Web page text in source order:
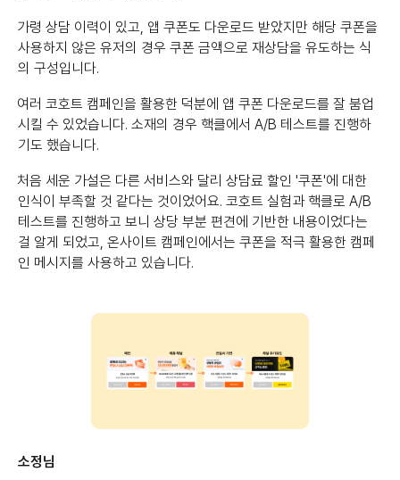
가령 상담 이력이 있고, 앱 쿠폰도 다운로드 받았지만 해당 쿠폰을
사용하지 않은 유저의 경우 쿠폰 금액으로 재상담을 유도하는 식
의 구성입니다.
여러 코호트 캠페인을 활용한 덕분에 앱 쿠폰 다운로드를 잘 붐업
시킬 수 있었습니다. 소재의 경우 핵클에서 A/B 테스트를 진행하
기도 했습니다.
처음 세운 가설은 다른 서비스와 달리 상담료 할인 '쿠폰'에 대한
인식이 부족할 것 같다는 것이었어요. 코호트 실험과 핵클로 A/B
테스트를 진행하고 보니 상당 부분 편견에 기반한 내용이었다는
걸 알게 되었고, 온사이트 캠페인에서는 쿠폰을 적극 활용한 캠페
인 메시지를 사용하고 있습니다.
소정님